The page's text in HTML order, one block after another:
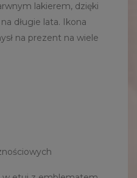
lakierem, dzięki
długie lata. Ikona
na prezent na wiele